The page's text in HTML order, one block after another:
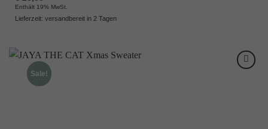
Enthält 19% MwSt.
Lieferzeit: versandbereit in 2 Tagen
Sale!